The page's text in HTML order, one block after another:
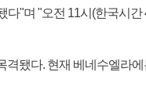
"며 "오전 11시(한국시간
격됐다. 현재 베네수엘라